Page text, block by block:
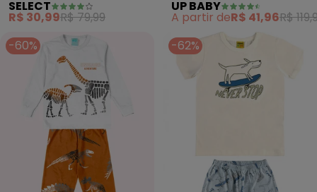
e Bermuda (Vermelho)
SELECT
R$ 30,99R$ 79,99
em Suedine (Bege)
UP BABY
A partir deR$ 41,96R$
-60%
-62%